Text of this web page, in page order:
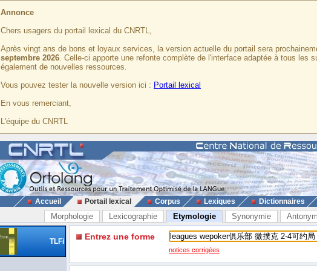
Annonce
Chers usagers du portail lexical du CNRTL,
Après vingt ans de bons et loyaux services, la version actuelle du portail sera
septembre 2026. Celle-ci apporte une refonte complète de l'interface adaptée à tous les
également de nouvelles ressources.
Vous pouvez tester la nouvelle version ici : Portail lexical
En vous remerciant,
L'équipe du CNRTL
Accueil Portail lexical Corpus Lexiques Dictionnaires
Morphologie Lexicographie Etymologie Synonymie
TLFi Entrez une forme
notices corrigées